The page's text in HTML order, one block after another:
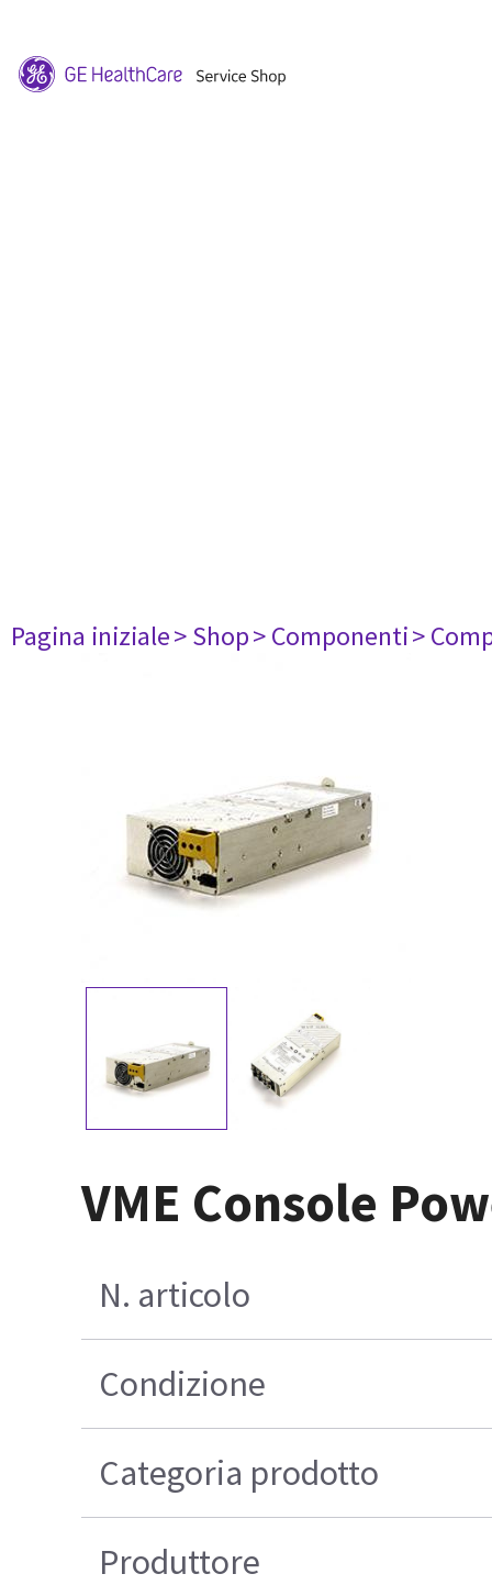
Pagina iniziale> Shop> Componenti>
VME Console
N. articolo
Condizione
Categoria prodotto
Produttore